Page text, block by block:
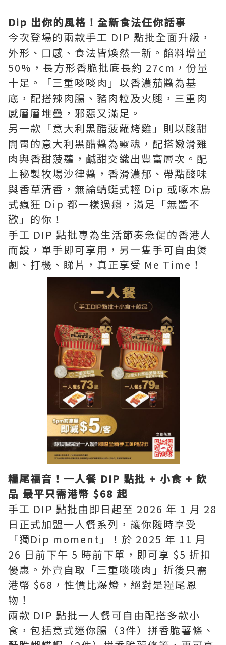
Dip 出你的風格！全新食法任你話事
今次登場的兩款手工 DIP 點批全面升級，
外形、口感、食法皆煥然一新。餡料增量
50%，長方形香脆批底長約 27cm，份量
十足。「三重啖啖肉」以香濃茄醬為基
底，配搭辣肉腸、豬肉粒及火腿，三重肉
感層層堆疊，邪惡又滿足。
另一款「意大利黑醋菠蘿烤雞」則以酸甜
開胃的意大利黑醋醬為靈魂，配搭嫩滑雞
肉與香甜菠蘿，鹹甜交織出豐富層次。配
上秘製牧場沙律醬，香滑濃郁、帶點酸味
與香草清香，無論蜻蜓式輕 Dip 或啄木鳥
式瘋狂 Dip 都一樣過癮，滿足「無醬不
歡」的你！
手工 DIP 點批專為生活節奏急促的香港人
而設，單手即可享用，另一隻手可自由煲
劇、打機、睇片，真正享受 Me Time！
糧尾福音！一人餐 DIP 點批 + 小食 + 飲
品 最平只需港幣 $68 起
手工 DIP 點批由即日起至 2026 年 1 月 28
日正式加盟一人餐系列，讓你隨時享受
「獨Dip moment」！於 2025 年 11 月
26 日前下午 5 時前下單，即可享 $5 折扣
優惠。外賣自取「三重啖啖肉」折後只需
港幣 $68，性價比爆燈，絕對是糧尾恩
物！
兩款 DIP 點批一人餐可自由配搭多款小
食，包括意式迷你腸（3件）拼香脆薯條、